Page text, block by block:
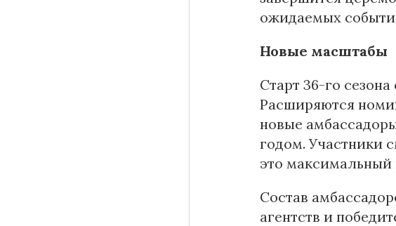
ожидаемых
Новые масштабы
Старт 36-го
Расширяются
новые
годом. Участники
это максимальный
Состав
агентств и